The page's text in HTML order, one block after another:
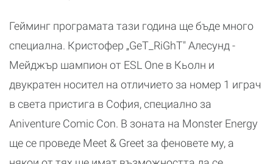
Гейминг програмата тази година ще бъде много
специална. Кристофер „GeT_RiGhT" Алесунд -
Мейджър шампион от ESL One в Кьолн и
двукратен носител на отличието за номер 1 играч
в света пристига в София, специално за
Aniventure Comic Con. В зоната на Monster Energy
ще се проведе Meet & Greet за феновете му, а